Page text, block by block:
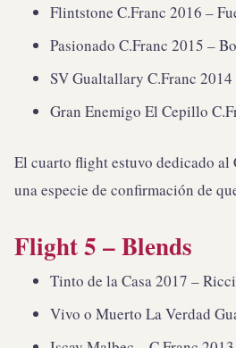
Flintstone C.Franc 2016 –
Pasionado C.Franc 2015 –
SV Gualtallary C.Franc
Gran Enemigo El Cepillo
El cuarto flight estuvo dedicado al
una especie de confirmación de
Flight 5 – Blends
Tinto de la Casa 2017 –
Vivo o Muerto La Verdad